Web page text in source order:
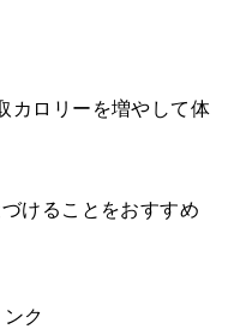
カロリーを増やして体
けることをおすすめ
ク